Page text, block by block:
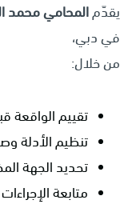
يقدّمالمحامي محمد
في دبي،
من خلال:
تقييم الواقعة
تنظيم الأدلة
تحديد الجهة
متابعة